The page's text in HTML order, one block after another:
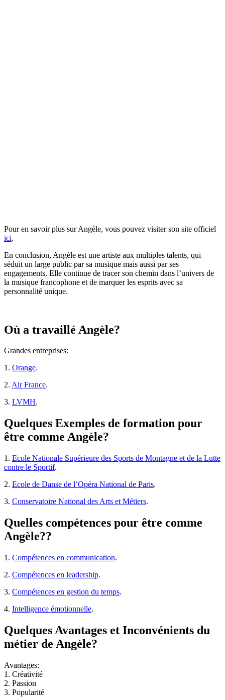
Pour en savoir plus sur Angèle, vous pouvez visiter son site officiel
ici.
En conclusion, Angèle est une artiste aux multiples talents, qui
séduit un large public par sa musique mais aussi par ses
engagements. Elle continue de tracer son chemin dans l’univers de
la musique francophone et de marquer les esprits avec sa
personnalité unique.
Où a travaillé Angèle?
Grandes entreprises:
1. Orange.
2. Air France.
3. LVMH.
Quelques Exemples de formation pour
être comme Angèle?
1. Ecole Nationale Supérieure des Sports de Montagne et de la Lutte
contre le Sportif.
2. Ecole de Danse de l’Opéra National de Paris.
3. Conservatoire National des Arts et Métiers.
Quelles compétences pour être comme
Angèle??
1. Compétences en communication.
2. Compétences en leadership.
3. Compétences en gestion du temps.
4. Intelligence émotionnelle.
Quelques Avantages et Inconvénients du
métier de Angèle?
Avantages:
1. Créativité
2. Passion
3. Popularité